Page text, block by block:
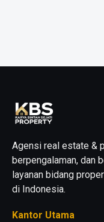
Agensi real estate &
berpengalaman, dan
layanan bidang
di Indonesia.
Kantor Utama